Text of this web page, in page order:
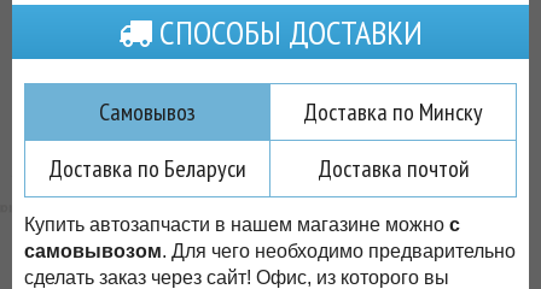
СПОСОБЫ ДОСТАВКИ
Самовывоз
Доставка по Минску
Доставка по Беларуси
Доставка почтой
Купить автозапчасти в нашем магазине можно с
самовывозом. Для чего необходимо предварительно
сделать заказ через сайт! Офис, из которого вы